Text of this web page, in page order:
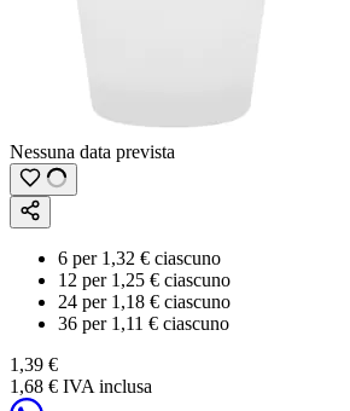
Nessuna data prevista
6 per 1,32 € ciascuno
12 per 1,25 € ciascuno
24 per 1,18 € ciascuno
36 per 1,11 € ciascuno
1,39 €
1,68 € IVA inclusa